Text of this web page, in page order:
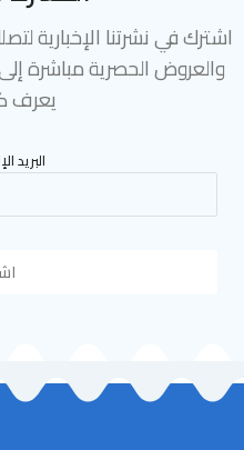
اشترك في نشرتنا الإخبارية
والعروض الحصرية مباشرة
يعرف
البريد